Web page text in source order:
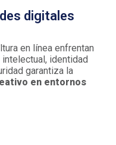
digitales
en línea enfrentan
identidad
garantiza la
en entornos